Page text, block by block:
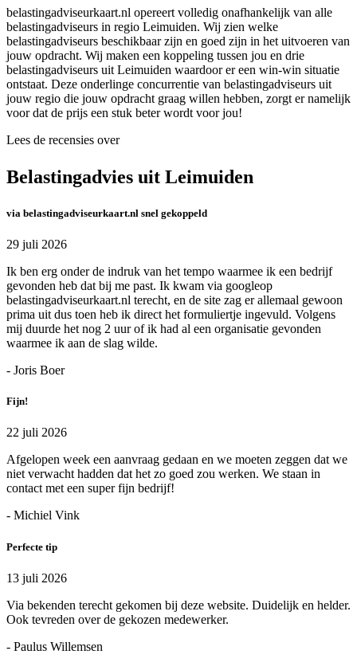
belastingadviseurkaart.nl opereert volledig onafhankelijk van alle
belastingadviseurs in regio Leimuiden. Wij zien welke
belastingadviseurs beschikbaar zijn en goed zijn in het uitvoeren van
jouw opdracht. Wij maken een koppeling tussen jou en drie
belastingadviseurs uit Leimuiden waardoor er een win-win situatie
ontstaat. Deze onderlinge concurrentie van belastingadviseurs uit
jouw regio die jouw opdracht graag willen hebben, zorgt er namelijk
voor dat de prijs een stuk beter wordt voor jou!
Lees de recensies over
Belastingadvies uit Leimuiden
via belastingadviseurkaart.nl snel gekoppeld
29 juli 2026
Ik ben erg onder de indruk van het tempo waarmee ik een bedrijf
gevonden heb dat bij me past. Ik kwam via googleop
belastingadviseurkaart.nl terecht, en de site zag er allemaal gewoon
prima uit dus toen heb ik direct het formuliertje ingevuld. Volgens
mij duurde het nog 2 uur of ik had al een organisatie gevonden
waarmee ik aan de slag wilde.
- Joris Boer
Fijn!
22 juli 2026
Afgelopen week een aanvraag gedaan en we moeten zeggen dat we
niet verwacht hadden dat het zo goed zou werken. We staan in
contact met een super fijn bedrijf!
- Michiel Vink
Perfecte tip
13 juli 2026
Via bekenden terecht gekomen bij deze website. Duidelijk en helder.
Ook tevreden over de gekozen medewerker.
- Paulus Willemsen